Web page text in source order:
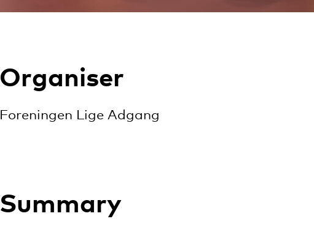
Organiser
Foreningen Lige Adgang
Summary